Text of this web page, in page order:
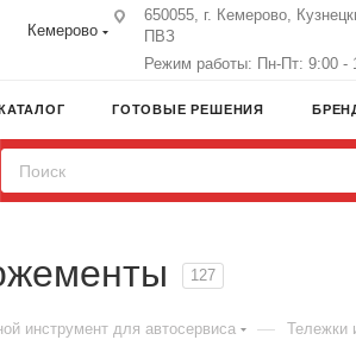
Кемерово
650055, г. Кемерово,
ПВЗ
Режим работы: Пн-Пт: 9:00 -
ГОТОВЫЕ РЕШЕНИЯ
127
инструмент для автосервиса — Тележки